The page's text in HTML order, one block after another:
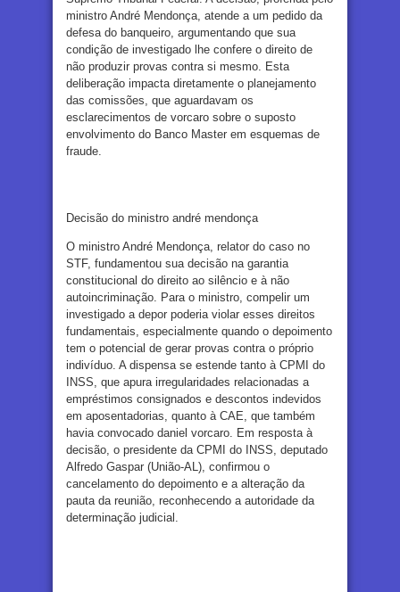
ministro André Mendonça, atende a um pedido da
defesa do banqueiro, argumentando que sua
condição de investigado lhe confere o direito de
não produzir provas contra si mesmo. Esta
deliberação impacta diretamente o planejamento
das comissões, que aguardavam os
esclarecimentos de vorcaro sobre o suposto
envolvimento do Banco Master em esquemas de
fraude.
Decisão do ministro andré mendonça
O ministro André Mendonça, relator do caso no
STF, fundamentou sua decisão na garantia
constitucional do direito ao silêncio e à não
autoincriminação. Para o ministro, compelir um
investigado a depor poderia violar esses direitos
fundamentais, especialmente quando o depoimento
tem o potencial de gerar provas contra o próprio
indivíduo. A dispensa se estende tanto à CPMI do
INSS, que apura irregularidades relacionadas a
empréstimos consignados e descontos indevidos
em aposentadorias, quanto à CAE, que também
havia convocado daniel vorcaro. Em resposta à
decisão, o presidente da CPMI do INSS, deputado
Alfredo Gaspar (União-AL), confirmou o
cancelamento do depoimento e a alteração da
pauta da reunião, reconhecendo a autoridade da
determinação judicial.